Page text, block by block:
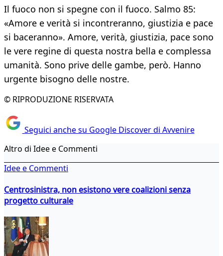
Il fuoco non si spegne con il fuoco. Salmo 85:
«Amore e verità si incontreranno, giustizia e pace
si baceranno». Amore, verità, giustizia, pace sono
le vere regine di questa nostra bella e complessa
umanità. Sono prive delle gambe, però. Hanno
urgente bisogno delle nostre.
© RIPRODUZIONE RISERVATA
Seguici anche su Google Discover di Avvenire
Altro di Idee e Commenti
Idee e Commenti
Centrosinistra, non esistono vere coalizioni senza
progetto culturale